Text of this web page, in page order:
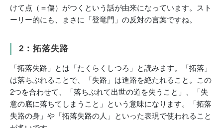
けて点（＝傷）がつくという話が由来になっています。スト
ーリー的にも、まさに「登竜門」の反対の言葉ですね。
2：拓落失路
「拓落失路」とは「たくらくしつろ」と読みます。「拓落」
は落ちぶれることで、「失路」は進路を絶たれること。この
2つを合わせて、「落ちぶれて出世の道を失うこと」、「失
意の底に落ちてしまうこと」という意味になります。「拓落
失路の身」や「拓落失路の人」といった表現で使われること